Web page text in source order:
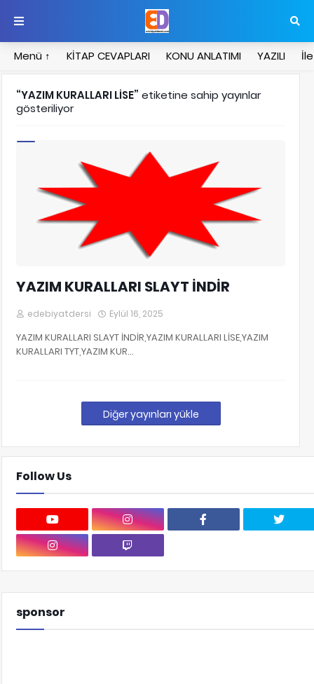
Menü ↑ KİTAP CEVAPLARI KONU ANLATIMI YAZILI
YAZIM KURALLARI LİSE etiketine sahip yayınlar
gösteriliyor
YAZIM KURALLARI SLAYT İNDİR
edebiyatdersi Eylül 16, 2025
YAZIM KURALLARI SLAYT İNDİR,YAZIM KURALLARI LİSE,YAZIM
KURALLARI TYT,YAZIM KUR…
Diğer yayınları yükle
Follow Us
sponsor